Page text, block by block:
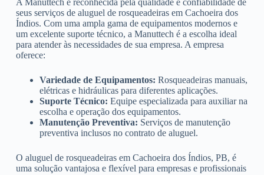
seus serviços de aluguel de rosqueadeiras em Cachoeira dos
Índios. Com uma ampla gama de equipamentos modernos e
um excelente suporte técnico, a Manuttech é a escolha ideal
para atender às necessidades de sua empresa. A empresa
oferece:
Variedade de Equipamentos: Rosqueadeiras manuais,
elétricas e hidráulicas para diferentes aplicações.
Suporte Técnico: Equipe especializada para auxiliar na
escolha e operação dos equipamentos.
Manutenção Preventiva: Serviços de manutenção
preventiva inclusos no contrato de aluguel.
O aluguel de rosqueadeiras em Cachoeira dos Índios, PB, é
uma solução vantajosa e flexível para empresas e profissionais